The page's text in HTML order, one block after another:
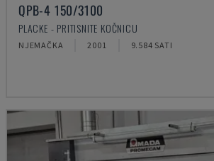
QPB-4 150/3100
PLACKE - PRITISNITE KOČNICU
NJEMAČKA 2001 9.584 SATI